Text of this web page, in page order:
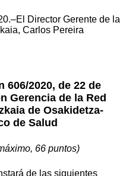
Director Gerente de la
Carlos Pereira
606/2020, de 22 de
Gerencia de la Red
de Osakidetza-
de Salud
66 puntos)
de las siguientes